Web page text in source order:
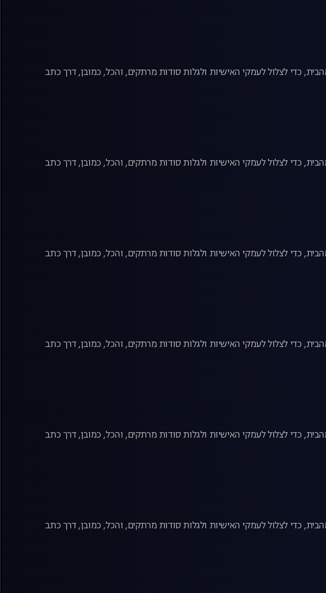
כדי לצלול לעמקי האישיות ולגלות סודות מרתקים, והכל, כמובן, דרך כתב
כדי לצלול לעמקי האישיות ולגלות סודות מרתקים, והכל, כמובן, דרך כתב
כדי לצלול לעמקי האישיות ולגלות סודות מרתקים, והכל, כמובן, דרך כתב
כדי לצלול לעמקי האישיות ולגלות סודות מרתקים, והכל, כמובן, דרך כתב
כדי לצלול לעמקי האישיות ולגלות סודות מרתקים, והכל, כמובן, דרך כתב
כדי לצלול לעמקי האישיות ולגלות סודות מרתקים, והכל, כמובן, דרך כתב